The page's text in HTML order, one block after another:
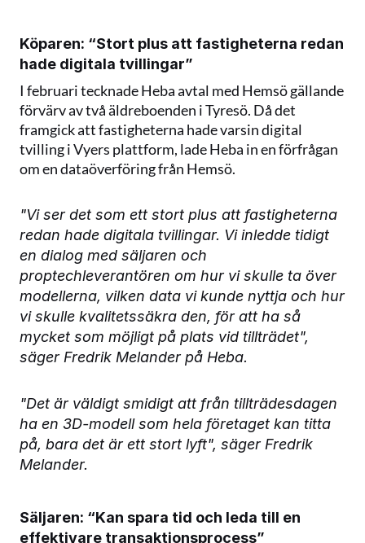
Köparen: “Stort plus att fastigheterna redan
hade digitala tvillingar”
I februari tecknade Heba avtal med Hemsö gällande
förvärv av två äldreboenden i Tyresö. Då det
framgick att fastigheterna hade varsin digital
tvilling i Vyers plattform, lade Heba in en förfrågan
om en dataöverföring från Hemsö.
"Vi ser det som ett stort plus att fastigheterna
redan hade digitala tvillingar. Vi inledde tidigt
en dialog med säljaren och
proptechleverantören om hur vi skulle ta över
modellerna, vilken data vi kunde nyttja och hur
vi skulle kvalitetssäkra den, för att ha så
mycket som möjligt på plats vid tillträdet",
säger Fredrik Melander på Heba.
"Det är väldigt smidigt att från tillträdesdagen
ha en 3D-modell som hela företaget kan titta
på, bara det är ett stort lyft", säger Fredrik
Melander.
Säljaren: “Kan spara tid och leda till en
effektivare transaktionsprocess”